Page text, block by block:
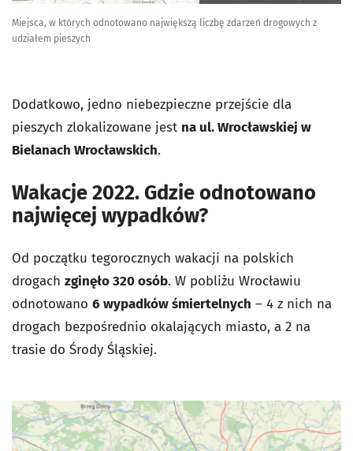
Miejsca, w których odnotowano największą liczbę zdarzeń drogowych z
udziałem pieszych
Dodatkowo, jedno niebezpieczne przejście dla
pieszych zlokalizowane jest na ul. Wrocławskiej w
Bielanach Wrocławskich.
Wakacje 2022. Gdzie odnotowano
najwięcej wypadków?
Od początku tegorocznych wakacji na polskich
drogach zginęło 320 osób. W pobliżu Wrocławiu
odnotowano 6 wypadków śmiertelnych – 4 z nich na
drogach bezpośrednio okalających miasto, a 2 na
trasie do Środy Śląskiej.